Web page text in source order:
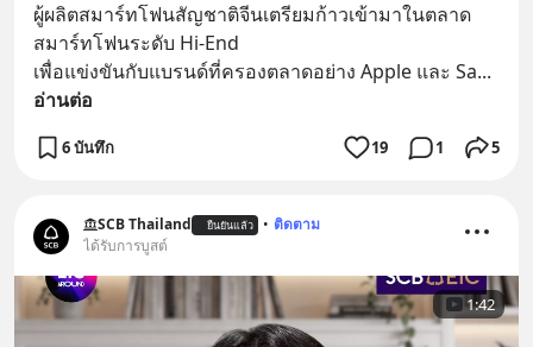
ผู้ผลิตสมาร์ทโฟนสัญชาติจีนเตรียมก้าวเข้ามาในตลาด
สมาร์ทโฟนระดับ Hi-End
เพื่อแข่งขันกับแบรนด์ที่ครองตลาดอย่าง Apple และ Sa
อ่านต่อ
6 บันทึก 19 1 5
SCB Thailand ยืนยันแล้ว • ติดตาม
ได้รับการบูสต์
1:42